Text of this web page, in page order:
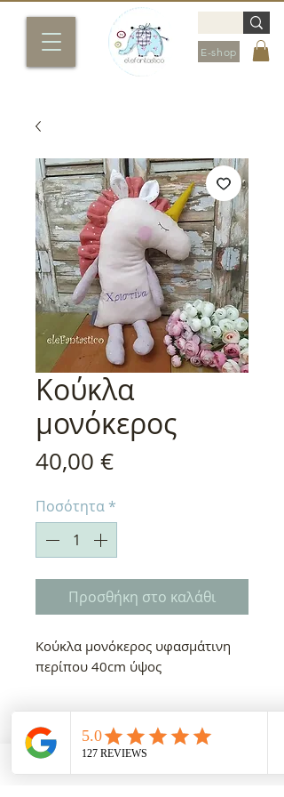
E-shop
Κούκλα
μονόκερος
40,00 €Τιμή
Ποσότητα*
Προσθήκη στο καλάθι
Κούκλα μονόκερος υφασμάτινη
περίπου 40cm ύψος
10-15 εργάσιμες